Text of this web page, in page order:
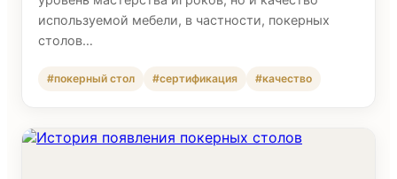
используемой мебели, в частности, покерных
столов…
#покерный стол #сертификация #качество